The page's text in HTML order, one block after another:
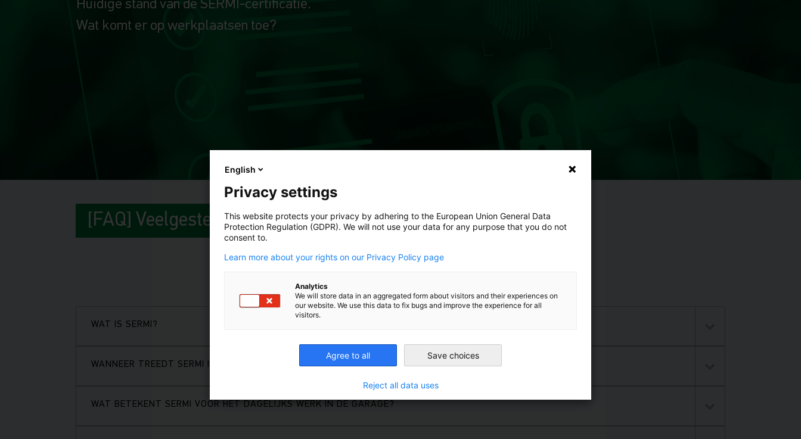
Huidige stand van de SERMI-certificatie.
Wat komt er op werkplaatsen toe?
[FAQ] Veelgestelde vragen
WAT IS SERMI?
WANNEER TREEDT SERMI IN WERKING?
WAT BETEKENT SERMI VOOR HET DAGELIJKS WERK IN DE GARAGE?
English
Privacy settings
This website protects your privacy by adhering to the European Union General Data
Protection Regulation (GDPR). We will not use your data for any purpose that you do not
consent to.
Learn more about your rights on our Privacy Policy page
Analytics
We will store data in an aggregated form about visitors and their experiences on
our website. We use this data to fix bugs and improve the experience for all
visitors.
Agree to all Save choices
Reject all data uses